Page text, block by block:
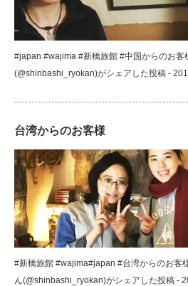
#japan #wajima #新橋旅館 #中国からのお客
(@shinbashi_ryokan)がシェアした投稿 -
台湾からのお客様
#新橋旅館 #wajima#japan #台湾からのお客
ん(@shinbashi_ryokan)がシェアした投稿 -